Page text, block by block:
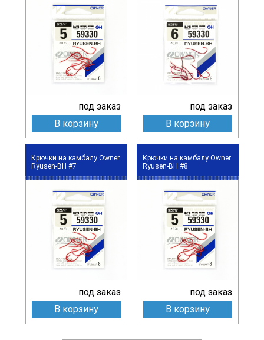
под заказ
В корзину
под заказ
В корзину
Крючки на камбалу Owner
Ryusen-BH #7
под заказ
В корзину
Крючки на камбалу Owner
Ryusen-BH #8
под заказ
В корзину